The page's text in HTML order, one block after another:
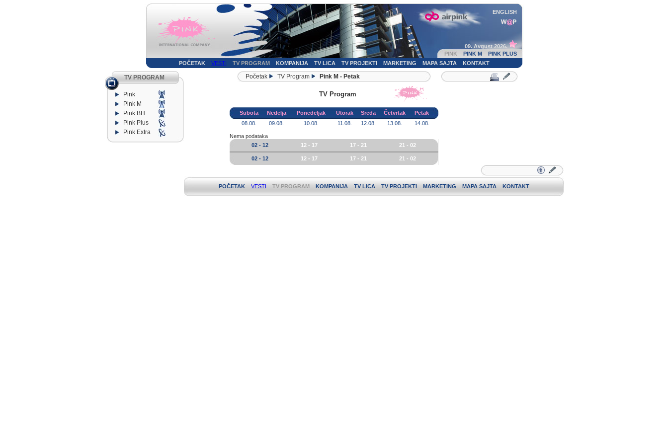
ENGLISH
09. Avgust 2026.
PINK
PINK M
PINK PLUS
POČETAK
VESTI TV PROGRAM KOMPANIJA TV LICA TV PROJEKTI MARKETING MAPA SAJTA KONTAKT
TV PROGRAM
Pink
Pink M
Pink BH
Pink Plus
Pink Extra
Početak TV Program Pink M - Petak
TV Program
Subota Nedelja Ponedeljak Utorak Sreda Četvrtak
Petak
08.08.
09.08. 10.08. 11.08. 12.08. 13.08. 14.08.
Nema podataka
02 - 12
12 - 17 17 - 21 21 - 02
02 - 12 12 - 17 17 - 21 21 - 02
POČETAK VESTI TV PROGRAM KOMPANIJA TV LICA TV PROJEKTI MARKETING MAPA SAJTA KONTAKT